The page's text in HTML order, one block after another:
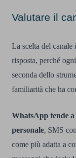
Valutare il
La scelta del canale
risposta, perché
seconda dello
familiarità che ha
WhatsApp tende a
personale, SMS
come più adatta a